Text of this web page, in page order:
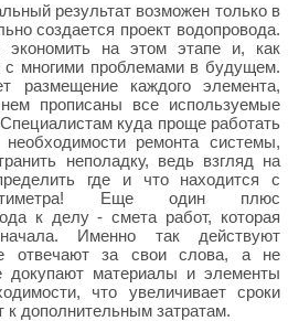
результат возможен только в
создается проект водопровода.
экономить на этом этапе и, как
с многими проблемами в будущем.
размещение каждого элемента,
прописаны все используемые
куда проще работать
ремонта системы,
неполадку, ведь взгляд на
где и что находится с
Еще один плюс
к делу - смета работ, которая
Именно так действуют
отвечают за свои слова, а не
докупают материалы и элементы
что увеличивает сроки
к дополнительным затратам.